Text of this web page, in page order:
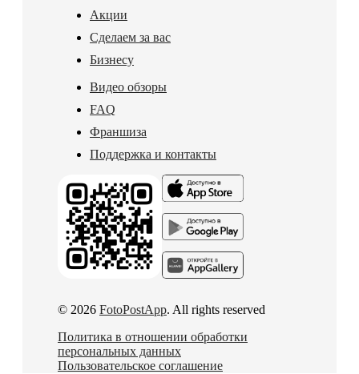
Акции
Сделаем за вас
Бизнесу
Видео обзоры
FAQ
Франшиза
Поддержка и контакты
© 2026 FotoPostApp. All rights reserved
Политика в отношении обработки
персональных данных
Пользовательское соглашение